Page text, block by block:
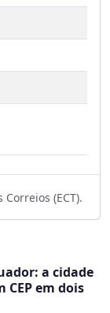
(ECT).
a cidade
em dois